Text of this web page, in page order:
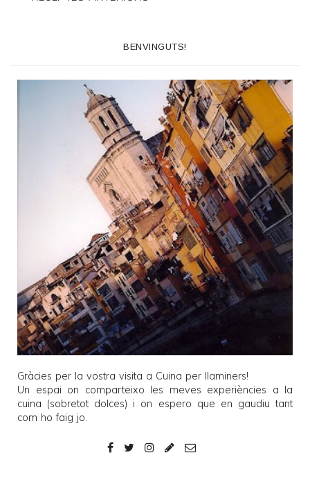
BENVINGUTS!
Gràcies per la vostra visita a Cuina per llaminers!
Un espai on comparteixo les meves experiències a la
cuina (sobretot dolces) i on espero que en gaudiu tant
com ho faig jo.